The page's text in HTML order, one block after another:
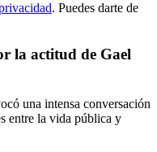
. Puedes darte de
la actitud de Gael
una intensa conversación
entre la vida pública y